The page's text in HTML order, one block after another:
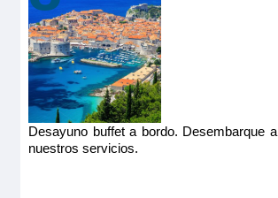
Desayuno buffet a bordo. Desembarque
nuestros servicios.